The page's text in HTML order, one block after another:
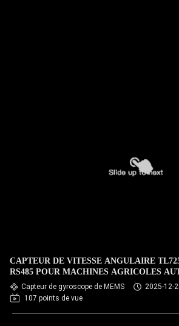
CAPTEUR DE VITESSE ANGULAIRE
RS485 POUR MACHINES AGRICOLES
Capteur de gyroscope de MEMS
2025-12-
107 points de vue